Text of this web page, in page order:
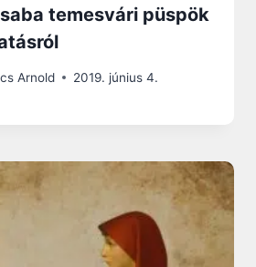
temesvári püspök
Arnold 2019. június 4.